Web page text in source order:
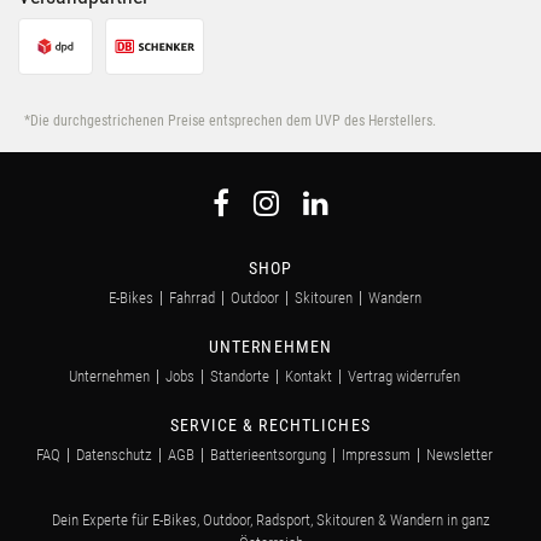
*Die durchgestrichenen Preise entsprechen dem UVP des Herstellers.
SHOP
E-Bikes Fahrrad Outdoor Skitouren Wandern
UNTERNEHMEN
Unternehmen Jobs Standorte Kontakt Vertrag widerrufen
SERVICE & RECHTLICHES
FAQ Datenschutz AGB Batterieentsorgung Impressum Newsletter
Dein Experte für E-Bikes, Outdoor, Radsport, Skitouren & Wandern in ganz